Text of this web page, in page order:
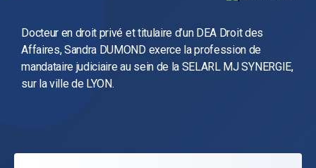
Docteur en droit privé et titulaire d’un DEA Droit des
Affaires, Sandra DUMOND exerce la profession de
mandataire judiciaire au sein de la SELARL MJ SYNERGIE,
sur la ville de LYON.